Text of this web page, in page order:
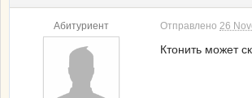
Абитуриент Отправлено 26
Ктонить может